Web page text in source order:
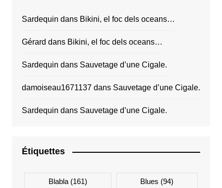
Sardequin dans Bikini, el foc dels oceans…
Gérard dans Bikini, el foc dels oceans…
Sardequin dans Sauvetage d’une Cigale.
damoiseau1671137dans Sauvetage d’une Cigale.
Sardequin dans Sauvetage d’une Cigale.
Étiquettes
Blabla(161) Blues (94)